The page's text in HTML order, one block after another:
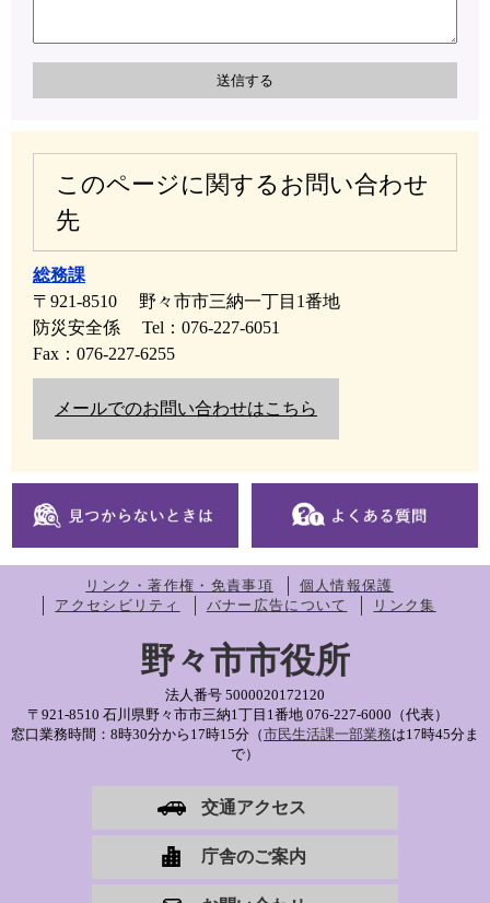
このページに関するお問い合わせ
先
総務課
〒921-8510
野々市市三納一丁目1番地
防災安全係
Tel：076-227-6051
Fax：076-227-6255
メールでのお問い合わせはこちら
リンク・著作権・免責事項
個人情報保護
アクセシビリティ
バナー広告について リンク集
野々市市役所
法人番号 5000020172120
〒921-8510 石川県野々市市三納1丁目1番地 076-227-6000（代表）
窓口業務時間：8時30分から17時15分（市民生活課一部業務は17時45分ま
で）
交通アクセス
庁舎のご案内